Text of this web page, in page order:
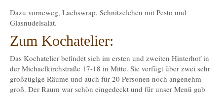
Dazu vorneweg, Lachswrap, Schnitzelchen mit Pesto und
Glasnudelsalat.
Zum Kochatelier:
Das Kochatelier befindet sich im ersten und zweiten Hinterhof in
der Michaelkirchstraße 17-18 in Mitte. Sie verfügt über zwei sehr
großzügige Räume und auch für 20 Personen noch angenehm
groß. Der Raum war schön eingedeckt und für unser Menü gab